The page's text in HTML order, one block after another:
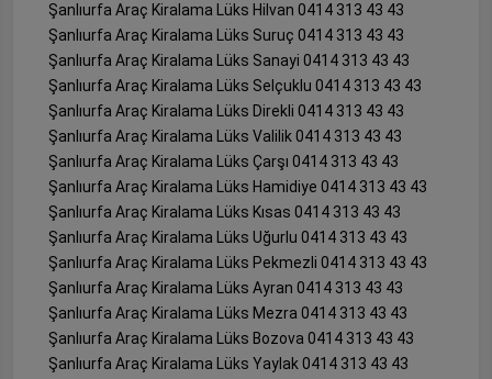
Şanlıurfa Araç Kiralama Lüks Hilvan 0414 313 43 43
Şanlıurfa Araç Kiralama Lüks Suruç 0414 313 43 43
Şanlıurfa Araç Kiralama Lüks Sanayi 0414 313 43 43
Şanlıurfa Araç Kiralama Lüks Selçuklu 0414 313 43 43
Şanlıurfa Araç Kiralama Lüks Direkli 0414 313 43 43
Şanlıurfa Araç Kiralama Lüks Valilik 0414 313 43 43
Şanlıurfa Araç Kiralama Lüks Çarşı 0414 313 43 43
Şanlıurfa Araç Kiralama Lüks Hamidiye 0414 313 43 43
Şanlıurfa Araç Kiralama Lüks Kısas 0414 313 43 43
Şanlıurfa Araç Kiralama Lüks Uğurlu 0414 313 43 43
Şanlıurfa Araç Kiralama Lüks Pekmezli 0414 313 43 43
Şanlıurfa Araç Kiralama Lüks Ayran 0414 313 43 43
Şanlıurfa Araç Kiralama Lüks Mezra 0414 313 43 43
Şanlıurfa Araç Kiralama Lüks Bozova 0414 313 43 43
Şanlıurfa Araç Kiralama Lüks Yaylak 0414 313 43 43